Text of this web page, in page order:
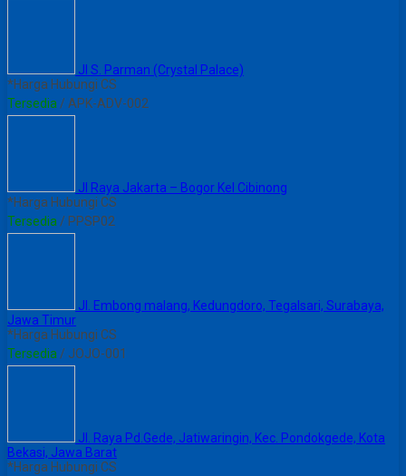
JI S. Parman (Crystal Palace)
*Harga Hubungi CS
Tersedia/ APK-ADV-002
Jl Raya Jakarta – Bogor Kel Cibinong
*Harga Hubungi CS
Tersedia/ PPSP02
Jl. Embong malang, Kedungdoro, Tegalsari, Surabaya,
Jawa Timur
*Harga Hubungi CS
Tersedia/ JOJO-001
Jl. Raya Pd.Gede, Jatiwaringin, Kec. Pondokgede, Kota
Bekasi, Jawa Barat
*Harga Hubungi CS